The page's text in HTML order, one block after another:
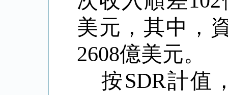
美元，其中，
2608億美元。
按SDR計值